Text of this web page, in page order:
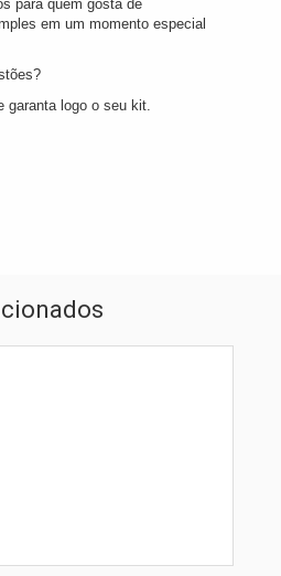
para quem gosta de
em um momento especial
garanta logo o seu kit.